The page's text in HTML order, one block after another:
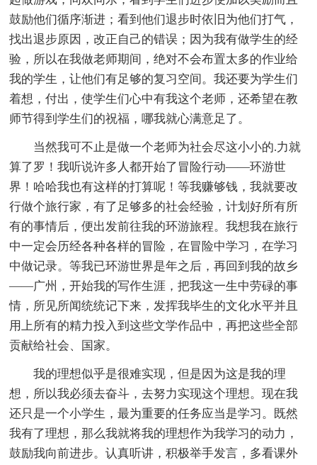
鼓励他们循序渐进；看到他们退步时依旧为他们打气，
找出退步原因，改正自己的错误；因为我有做学生的经
验，所以在我做老师期间，绝对不会布置太多的作业给
我的学生，让他们有足够的复习空间。我还要为学生们
着想，付出，使学生们心中有我这个老师，还希望在教
师节得到学生们的祝福，哪我就心满意足了。
当然我可不止是做一个老师为社会尽这小小的.力就
算了罗！我听说许多人都开始了冒险行动——环游世
界！哈哈我也有这样的打算呢！等我赚够钱，我就要改
行做个旅行家，有了足够多的社会经验，计划好所有所
有的事情后，便出发前往我的环游旅程。我想我在旅行
中一定会历经各种各样的冒险，在冒险中学习，在学习
中做记录。等我已环游世界是年之后，再回到我的故乡
——广州，开始我的写作生涯，把我这一生中劳碌的事
情，所见所闻统统记下来，发挥我毕生的文化水平并且
用上所有的精力投入到这些文学作品中，再把这些全部
贡献给社会、国家。
我的理想似乎是很难实现，但是因为这是我的理
想，所以我必须去奋斗，去努力实现这个理想。现在我
还只是一个小学生，最为重要的任务应当是学习。既然
我有了理想，那么我就将我的理想作为我学习的动力，
鼓励我向前进步。认真听讲，积极举手发言，多看课外